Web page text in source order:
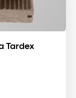
Tardex